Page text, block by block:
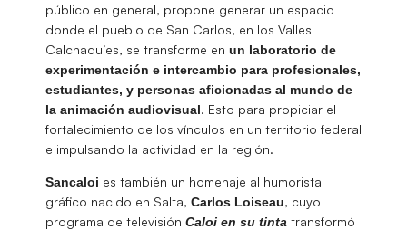
público en general, propone generar un espacio
donde el pueblo de San Carlos, en los Valles
Calchaquíes, se transforme en un laboratorio de
experimentación e intercambio para profesionales,
estudiantes, y personas aficionadas al mundo de
la animación audiovisual. Esto para propiciar el
fortalecimiento de los vínculos en un territorio federal
e impulsando la actividad en la región.
Sancaloi es también un homenaje al humorista
gráfico nacido en Salta, Carlos Loiseau, cuyo
programa de televisión Caloi en su tinta transformó